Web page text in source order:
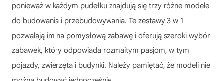
ponieważ w każdym pudełku znajdują się trzy różne modele
do budowania i przebudowywania. Te zestawy 3 w 1
pozwalają im na pomysłową zabawę i oferują szeroki wybór
zabawek, który odpowiada rozmaitym pasjom, w tym
pojazdy, zwierzęta i budynki. Należy pamiętać, że modeli nie